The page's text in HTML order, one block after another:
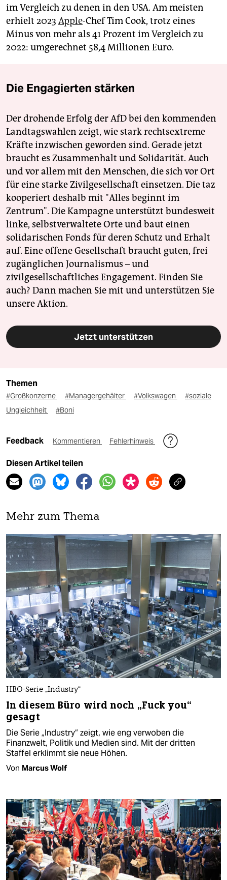
im Vergleich zu denen in den USA. Am meisten
erhielt 2023 Apple-Chef Tim Cook, trotz eines
Minus von mehr als 41 Prozent im Vergleich zu
2022: umgerechnet 58,4 Millionen Euro.
Die Engagierten stärken
Der drohende Erfolg der AfD bei den kommenden
Landtagswahlen zeigt, wie stark rechtsextreme
Kräfte inzwischen geworden sind. Gerade jetzt
braucht es Zusammenhalt und Solidarität. Auch
und vor allem mit den Menschen, die sich vor Ort
für eine starke Zivilgesellschaft einsetzen. Die taz
kooperiert deshalb mit "Alles beginnt im
Zentrum". Die Kampagne unterstützt bundesweit
linke, selbstverwaltete Orte und baut einen
solidarischen Fonds für deren Schutz und Erhalt
auf. Eine offene Gesellschaft braucht guten, frei
zugänglichen Journalismus – und
zivilgesellschaftliches Engagement. Finden Sie
auch? Dann machen Sie mit und unterstützen Sie
unsere Aktion.
Jetzt unterstützen
Themen
#Großkonzerne #Managergehälter #Volkswagen
#soziale
Ungleichheit
#Boni
Feedback Kommentieren Fehlerhinweis
Diesen Artikel teilen
Mehr zum Thema
HBO-Serie „Industry“
In diesem Büro wird noch „Fuck you“
gesagt
Die Serie „Industry“ zeigt, wie eng verwoben die
Finanzwelt, Politik und Medien sind. Mit der dritten
Staffel erklimmt sie neue Höhen.
Von Marcus Wolf